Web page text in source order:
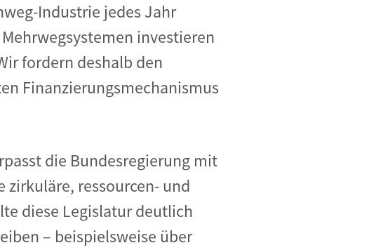
Industrie jedes Jahr
investieren
fordern deshalb den
Finanzierungsmechanismus
die Bundesregierung mit
zirkuläre, ressourcen- und
diese Legislatur deutlich
– beispielsweise über